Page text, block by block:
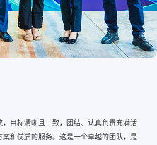
目标清晰且一致，团结、认真负责充满活
和优质的服务。这是一个卓越的团队，是